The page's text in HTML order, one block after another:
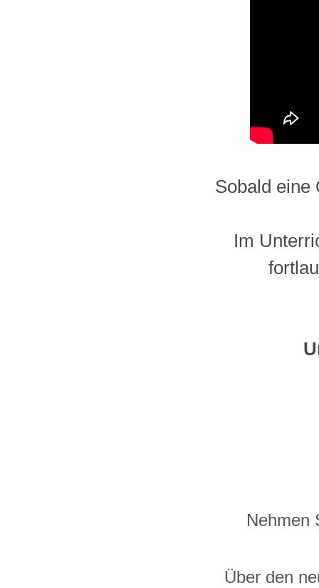
Sobald eine
Im
Nehmen
Über den